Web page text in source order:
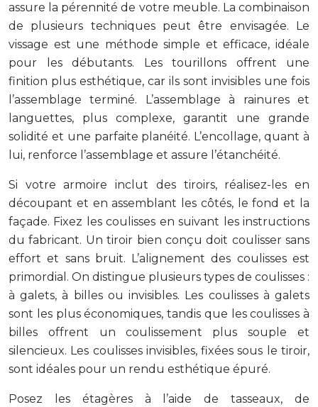
assure la pérennité de votre meuble. La combinaison
de plusieurs techniques peut être envisagée. Le
vissage est une méthode simple et efficace, idéale
pour les débutants. Les tourillons offrent une
finition plus esthétique, car ils sont invisibles une fois
l’assemblage terminé. L’assemblage à rainures et
languettes, plus complexe, garantit une grande
solidité et une parfaite planéité. L’encollage, quant à
lui, renforce l’assemblage et assure l’étanchéité.
Si votre armoire inclut des tiroirs, réalisez-les en
découpant et en assemblant les côtés, le fond et la
façade. Fixez les coulisses en suivant les instructions
du fabricant. Un tiroir bien conçu doit coulisser sans
effort et sans bruit. L’alignement des coulisses est
primordial. On distingue plusieurs types de coulisses :
à galets, à billes ou invisibles. Les coulisses à galets
sont les plus économiques, tandis que les coulisses à
billes offrent un coulissement plus souple et
silencieux. Les coulisses invisibles, fixées sous le tiroir,
sont idéales pour un rendu esthétique épuré.
Posez les étagères à l’aide de tasseaux, de